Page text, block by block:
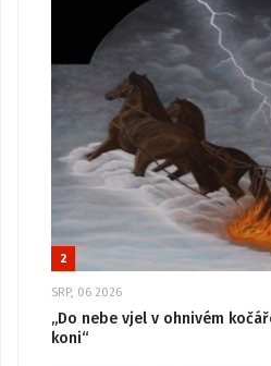
2
SRP, 06 2026
„Do nebe vjel v ohnivém
koni“